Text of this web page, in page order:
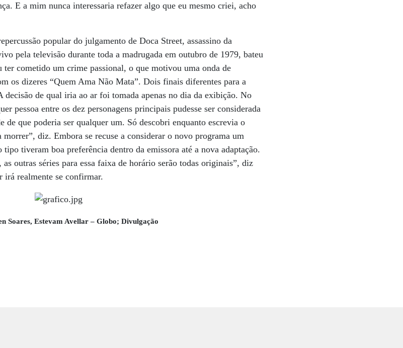
E a mim nunca interessaria refazer algo que eu mesmo criei, acho
popular do julgamento de Doca Street, assassino da
pela televisão durante toda a madrugada em outubro de 1979, bateu
ter cometido um crime passional, o que motivou uma onda de
os dizeres “Quem Ama Não Mata”. Dois finais diferentes para a
de qual iria ao ar foi tomada apenas no dia da exibição. No
pessoa entre os dez personagens principais pudesse ser considerada
de que poderia ser qualquer um. Só descobri enquanto escrevia o
diz. Embora se recuse a considerar o novo programa um
tiveram boa preferência dentro da emissora até a nova adaptação.
outras séries para essa faixa de horário serão todas originais”, diz
irá realmente se confirmar.
Soares, Estevam Avellar – Globo; Divulgação